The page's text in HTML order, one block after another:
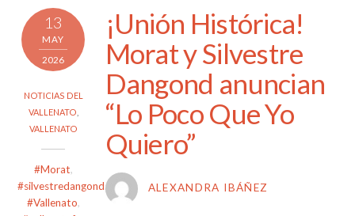
13
MAY
2026
NOTICIAS DEL
VALLENATO
VALLENATO
#Morat,
#silvestredangond,
#Vallenato,
¡Unión Histórica!
Morat y Silvestre
Dangond anuncian
“Lo Poco Que Yo
Quiero”
ALEXANDRA IBÁÑEZ